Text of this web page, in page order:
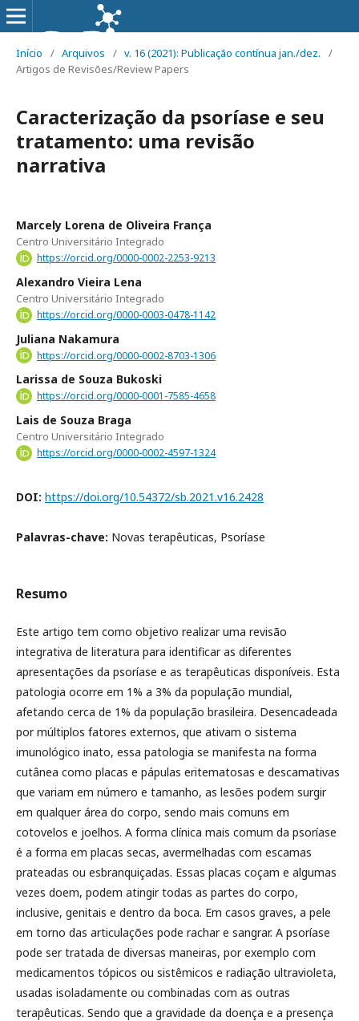
Início / Arquivos / v. 16 (2021): Publicação contínua jan./dez.
/
Artigos de Revisões/Review Papers
Caracterização da psoríase e seu
tratamento: uma revisão
narrativa
Marcely Lorena de Oliveira França
Centro Universitário Integrado
https://orcid.org/0000-0002-2253-9213
Alexandro Vieira Lena
Centro Universitário Integrado
https://orcid.org/0000-0003-0478-1142
Juliana Nakamura
https://orcid.org/0000-0002-8703-1306
Larissa de Souza Bukoski
https://orcid.org/0000-0001-7585-4658
Lais de Souza Braga
Centro Universitário Integrado
https://orcid.org/0000-0002-4597-1324
DOI: https://doi.org/10.54372/sb.2021.v16.2428
Palavras-chave: Novas terapêuticas, Psoríase
Resumo
Este artigo tem como objetivo realizar uma revisão
integrativa de literatura para identificar as diferentes
apresentações da psoríase e as terapêuticas disponíveis. Esta
patologia ocorre em 1% a 3% da população mundial,
afetando cerca de 1% da população brasileira. Desencadeada
por múltiplos fatores externos, que ativam o sistema
imunológico inato, essa patologia se manifesta na forma
cutânea como placas e pápulas eritematosas e descamativas
que variam em número e tamanho, as lesões podem surgir
em qualquer área do corpo, sendo mais comuns em
cotovelos e joelhos. A forma clínica mais comum da psoríase
é a forma em placas secas, avermelhadas com escamas
prateadas ou esbranquiçadas. Essas placas coçam e algumas
vezes doem, podem atingir todas as partes do corpo,
inclusive, genitais e dentro da boca. Em casos graves, a pele
em torno das articulações pode rachar e sangrar. A psoríase
pode ser tratada de diversas maneiras, por exemplo com
medicamentos tópicos ou sistêmicos e radiação ultravioleta,
usadas isoladamente ou combinadas com as outras
terapêuticas. Sendo que a gravidade da doença e a presença